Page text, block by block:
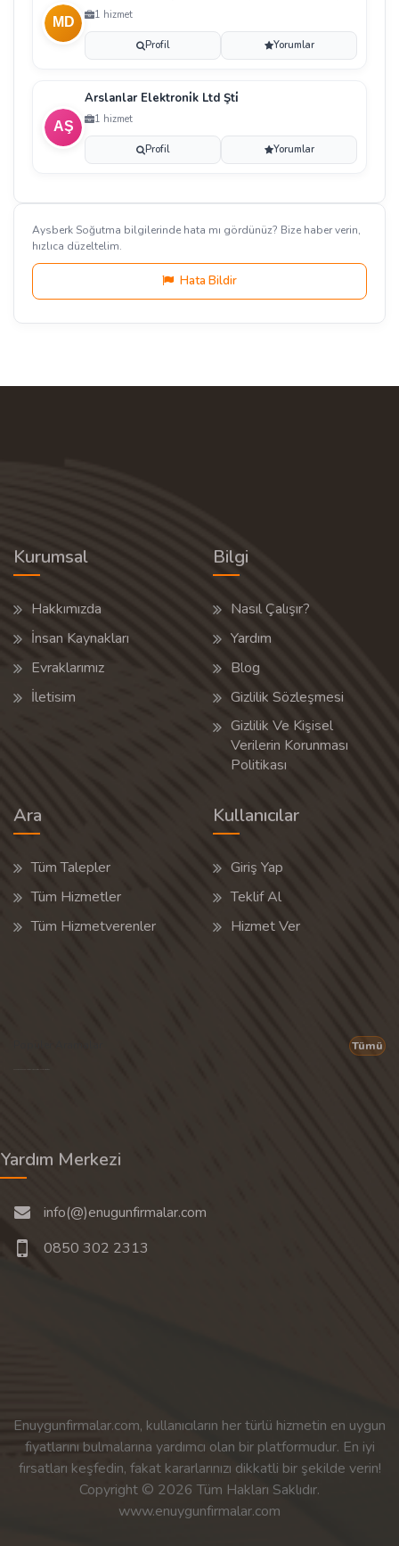
1 hizmet
Profil Yorumlar
Arslanlar Elektroni̇k Ltd Şti̇
1 hizmet
Profil Yorumlar
Aysberk Soğutma bilgilerinde hata mı gördünüz? Bize haber verin,
hızlıca düzeltelim.
Hata Bildir
Kurumsal
Hakkımızda
İnsan Kaynakları
Evraklarımız
İletisim
Bilgi
Nasıl Çalışır?
Yardım
Blog
Gizlilik Sözleşmesi
Gizlilik Ve Kişisel
Verilerin Korunması
Politikası
Ara
Tüm Talepler
Tüm Hizmetler
Tüm Hizmetverenler
Kullanıcılar
Giriş Yap
Teklif Al
Hizmet Ver
Tümü
Yardım Merkezi
info(@)enugunfirmalar.com
0850 302 2313
Enuygunfirmalar.com, kullanıcıların her türlü hizmetin en uygun
fiyatlarını bulmalarına yardımcı olan bir platformudur. En iyi
fırsatları keşfedin, fakat kararlarınızı dikkatli bir şekilde verin!
Copyright © 2026 Tüm Hakları Saklıdır.
www.enuygunfirmalar.com